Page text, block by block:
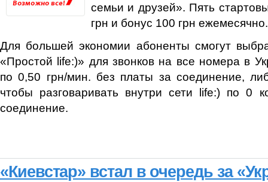
семьи и друзей». Пять
грн и бонус 100 грн ежемесячно.
Для большей экономии абоненты смогут
«Простой life:)» для звонков на все номера в
по 0,50 грн/мин. без платы за соединение,
чтобы разговаривать внутри сети life:) по 0
соединение.
«Киевстар» встал в очередь за